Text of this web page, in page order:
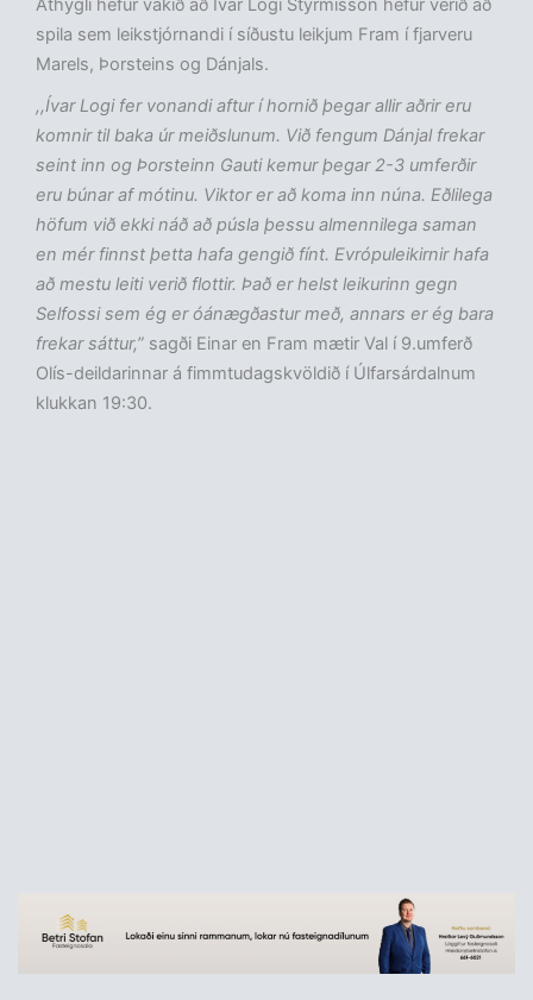
Athygli hefur vakið að Ívar Logi Styrmisson hefur verið að
spila sem leikstjórnandi í síðustu leikjum Fram í fjarveru
Marels, Þorsteins og Dánjals.
,,Ívar Logi fer vonandi aftur í hornið þegar allir aðrir eru
komnir til baka úr meiðslunum. Við fengum Dánjal frekar
seint inn og Þorsteinn Gauti kemur þegar 2-3 umferðir
eru búnar af mótinu. Viktor er að koma inn núna. Eðlilega
höfum við ekki náð að púsla þessu almennilega saman
en mér finnst þetta hafa gengið fínt. Evrópuleikirnir hafa
að mestu leiti verið flottir. Það er helst leikurinn gegn
Selfossi sem ég er óánægðastur með, annars er ég bara
frekar sáttur,” sagði Einar en Fram mætir Val í 9.umferð
Olís-deildarinnar á fimmtudagskvöldið í Úlfarsárdalnum
klukkan 19:30.